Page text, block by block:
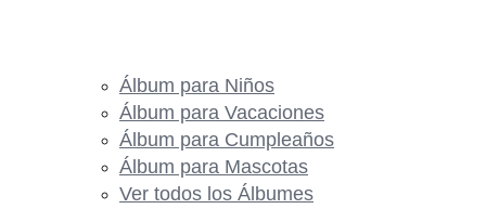
Álbum para Niños
Álbum para Vacaciones
Álbum para Cumpleaños
Álbum para Mascotas
Ver todos los Álbumes